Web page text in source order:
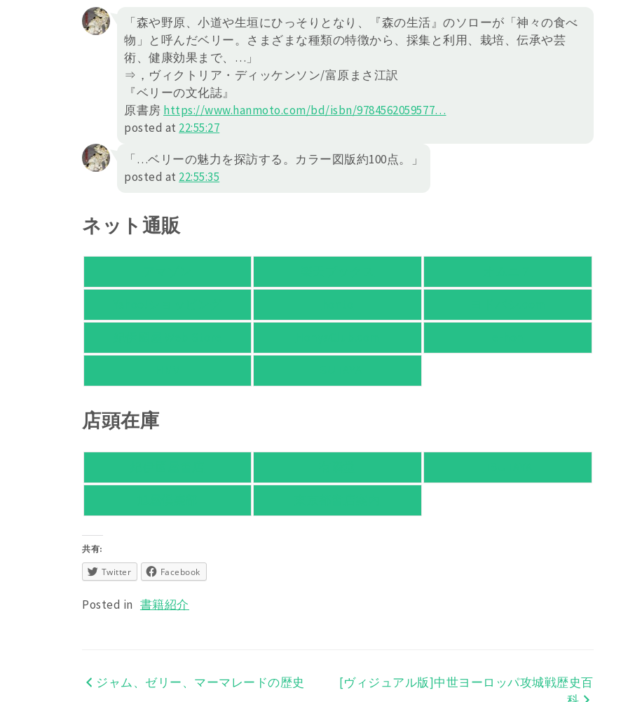
「森や野原、小道や生垣にひっそりとなり、『森の生活』のソローが「神々の食べ
物」と呼んだベリー。さまざまな種類の特徴から、採集と利用、栽培、伝承や芸
術、健康効果まで、…」
⇒，ヴィクトリア・ディッケンソン/富原まさ江訳
『ベリーの文化誌』
原書房 https://www.hanmoto.com/bd/isbn/9784562059577…
posted at 22:55:27
「…ベリーの魅力を探訪する。カラー図版約100点。」
posted at 22:55:35
ネット通販
店頭在庫
共有:
Twitter Facebook
Posted in 書籍紹介
投ジャム、ゼリー、マーマレードの歴史
[ヴィジュアル版]中世ヨーロッパ攻城戦歴史百